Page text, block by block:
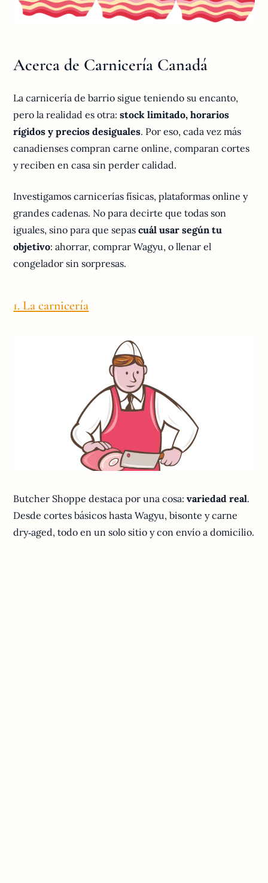
Acerca de Carnicería Canadá
La carnicería de barrio sigue teniendo su encanto,
pero la realidad es otra:stock limitado, horarios
rígidos y precios desiguales. Por eso, cada vez más
canadienses compran carne online, comparan cortes
y reciben en casa sin perder calidad.
Investigamos carnicerías físicas, plataformas online y
grandes cadenas. No para decirte que todas son
iguales, sino para que sepascuál usar según tu
objetivo: ahorrar, comprar Wagyu, o llenar el
congelador sin sorpresas.
1. La carnicería
Butcher Shoppe destaca por una cosa:variedad real.
Desde cortes básicos hasta Wagyu, bisonte y carne
dry‑aged, todo en un solo sitio y con envío a domicilio.